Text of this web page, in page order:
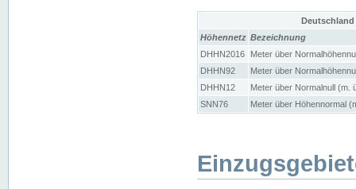
Höhennetz Bezeichnung
DHHN2016
Meter über
DHHN92
Meter über
DHHN12
Meter über Normalnull (m.
SNN76
Meter über Höhennormal